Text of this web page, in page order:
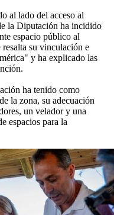
al lado del acceso al
la Diputación ha incidido
espacio público al
resalta su vinculación e
y ha explicado las
ha tenido como
la zona, su adecuación
un velador y una
espacios para la